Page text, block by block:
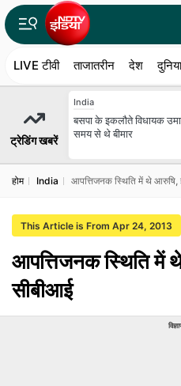
LIVE टीवी ताजातरीन देश दुनिया
ट्रेडिंग खबरें
India
बसपा के इकलौते विधायक
समय से थे बीमार
होम India आपत्तिजनक स्थिति में थे आरुषि,
This Article is From Apr 24, 2013
आपत्तिजनक स्थिति में
सीबीआई